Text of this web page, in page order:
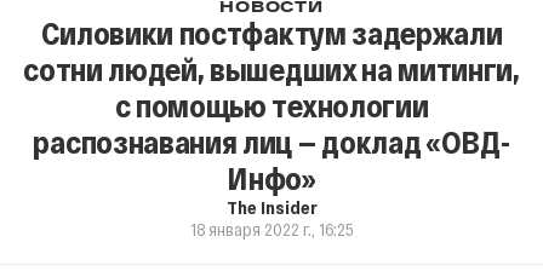
НОВОСТИ
Силовики постфактум задержали
сотни людей, вышедших на митинги,
с помощью технологии
распознавания лиц — доклад «ОВД-
Инфо»
The Insider
18 января 2022 г., 16:25